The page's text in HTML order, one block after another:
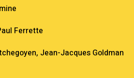
Ferrette
Jean-Jacques Goldman